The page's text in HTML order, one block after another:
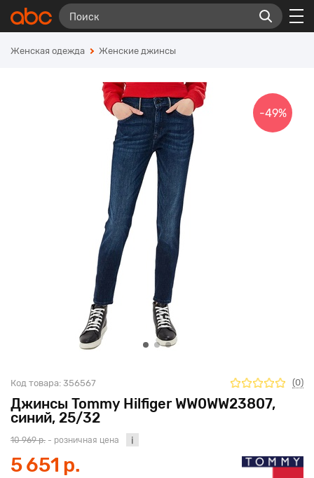
Женская одежда Женские джинсы
Джинсы Tommy Hilfiger WW0WW23807,
синий, 25/32
Код товара: 356567 (0)
-49%
10 969 р. - розничная цена
5 651 р.